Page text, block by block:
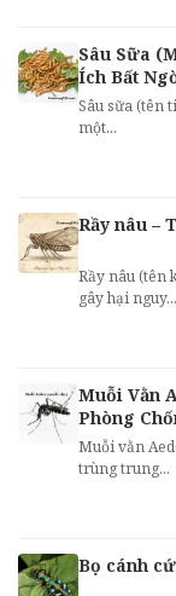
Sâu Sữa
Ích Bất
Sâu sữa (tên
một...
Rầy nâu –
Rầy nâu (tên
gây hại nguy...
Muỗi Vằn
Phòng
Muỗi vằn
trùng trung...
Bọ cánh